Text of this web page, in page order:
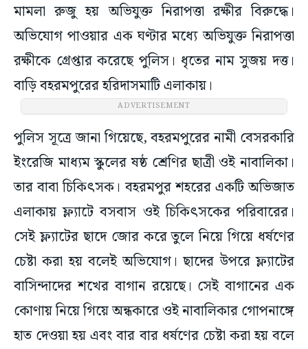
মামলা রুজু হয় অভিযুক্ত নিরাপত্তা রক্ষীর বিরুদ্ধে।
অভিযোগ পাওয়ার এক ঘণ্টার মধ্যে অভিযুক্ত নিরাপত্তা
রক্ষীকে গ্রেপ্তার করেছে পুলিস। ধৃতের নাম সুজয় দত্ত।
বাড়ি বহরমপুরের হরিদাসমাটি এলাকায়।
ADVERTISEMENT
পুলিস সূত্রে জানা গিয়েছে, বহরমপুরের নামী বেসরকারি
ইংরেজি মাধ্যম স্কুলের ষষ্ঠ শ্রেণির ছাত্রী ওই নাবালিকা।
তার বাবা চিকিৎসক। বহরমপুর শহরের একটি অভিজাত
এলাকায় ফ্ল্যাটে বসবাস ওই চিকিৎসকের পরিবারের।
সেই ফ্ল্যাটের ছাদে জোর করে তুলে নিয়ে গিয়ে ধর্ষণের
চেষ্টা করা হয় বলেই অভিযোগ। ছাদের উপরে ফ্ল্যাটের
বাসিন্দাদের শখের বাগান রয়েছে। সেই বাগানের এক
কোণায় নিয়ে গিয়ে অন্ধকারে ওই নাবালিকার গোপনাঙ্গে
হাত দেওয়া হয় এবং বার বার ধর্ষণের চেষ্টা করা হয় বলে